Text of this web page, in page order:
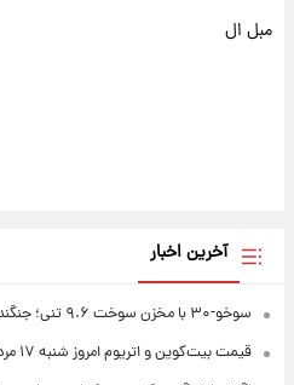
مبل ال
آخرین اخبار
سوخو-۳۰ با مخزن سوخت ۹.۶ تنی؛ جنگنده‌ای با بُرد خیره‌کننده ۳۰۰۰ کیلومتر
قیمت بیت‌کوین و اتریوم امروز شنبه ۱۷ مرداد